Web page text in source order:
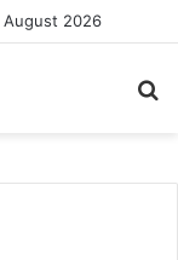
2026